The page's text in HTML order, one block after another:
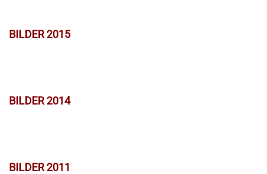
BILDER 2015
BILDER 2014
BILDER 2011